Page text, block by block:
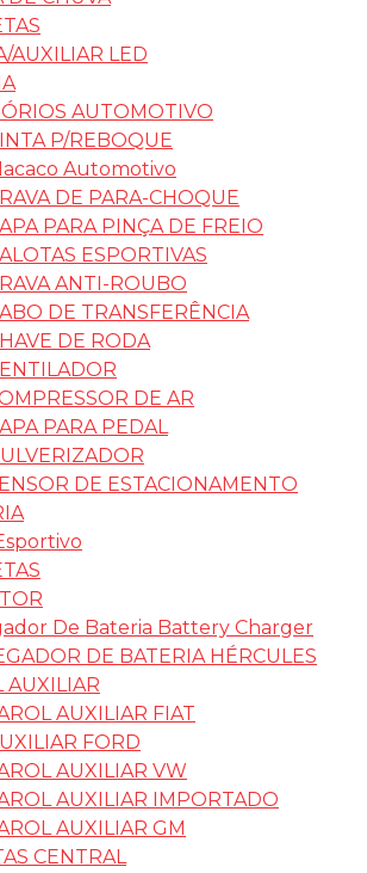
AUXILIAR LED
AUTOMOTIVO
P/REBOQUE
Automotivo
DE PARA-CHOQUE
PARA PINÇA DE FREIO
ESPORTIVAS
ANTI-ROUBO
DE TRANSFERÊNCIA
DE RODA
DE AR
PARA PEDAL
DE ESTACIONAMENTO
De Bateria Battery Charger
DE BATERIA HÉRCULES
AUXILIAR
AUXILIAR FIAT
FORD
AUXILIAR VW
AUXILIAR IMPORTADO
AUXILIAR GM
CENTRAL